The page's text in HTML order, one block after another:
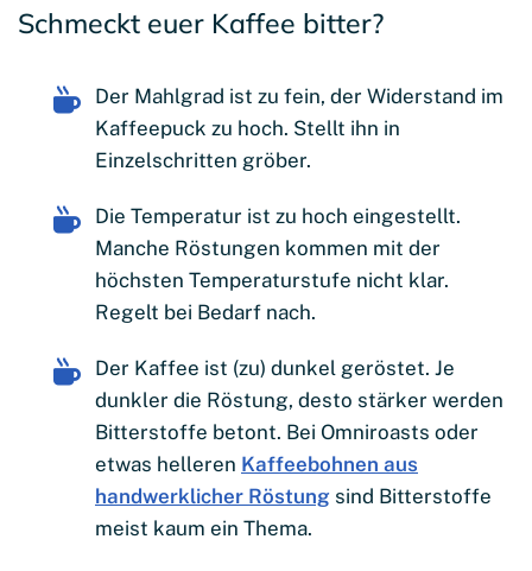
Schmeckt euer Kaffee bitter?
Der Mahlgrad ist zu fein, der Widerstand im
Kaffeepuck zu hoch. Stellt ihn in
Einzelschritten gröber.
Die Temperatur ist zu hoch eingestellt.
Manche Röstungen kommen mit der
höchsten Temperaturstufe nicht klar.
Regelt bei Bedarf nach.
Der Kaffee ist (zu) dunkel geröstet. Je
dunkler die Röstung, desto stärker werden
Bitterstoffe betont. Bei Omniroasts oder
etwas helleren Kaffeebohnen aus
handwerklicher Röstung sind Bitterstoffe
meist kaum ein Thema.